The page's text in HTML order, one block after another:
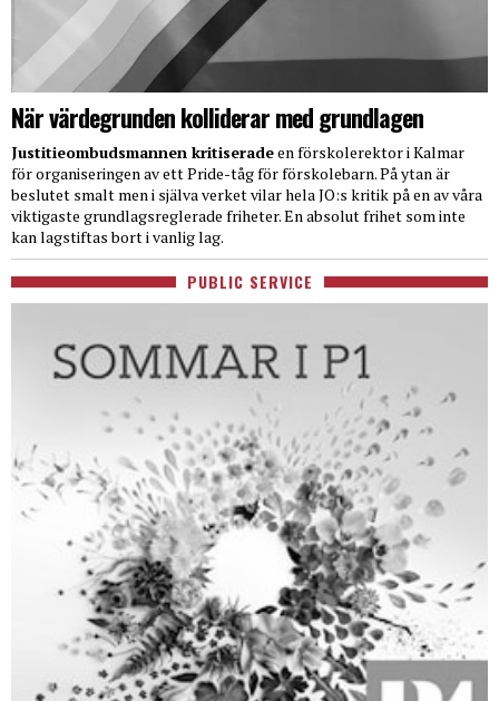
När värdegrunden kolliderar med grundlagen
Justitieombudsmannen kritiseradeen förskolerektor i Kalmar
för organiseringen av ett Pride-tåg för förskolebarn. På ytan är
beslutet smalt men i själva verket vilar hela JO:s kritik på en av våra
viktigaste grundlagsreglerade friheter. En absolut frihet som inte
kan lagstiftas bort i vanlig lag.
PUBLIC SERVICE